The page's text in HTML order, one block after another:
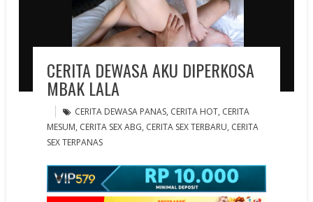
CERITA DEWASA AKU DIPERKOSA
MBAK LALA
CERITA DEWASA PANAS, CERITA HOT, CERITA
MESUM, CERITA SEX ABG, CERITA SEX TERBARU, CERITA
SEX TERPANAS